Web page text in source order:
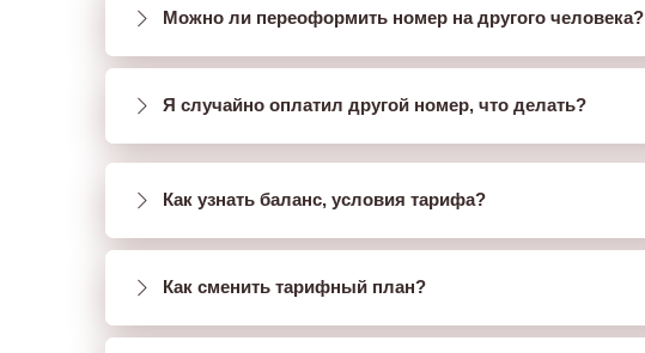
Можно ли переоформить номер на другого человека?
Я случайно оплатил другой номер, что делать?
Как узнать баланс, условия тарифа?
Как сменить тарифный план?